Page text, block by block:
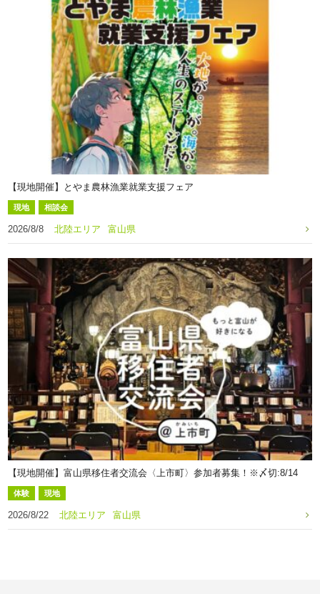
【現地開催】とやま農林漁業就業支援フェア
現地 相談会
2026/8/8 北陸エリア 富山県
【現地開催】富山県移住者交流会〈上市町〉参加者募集！※〆切:8/14
体験 現地
2026/8/22 北陸エリア 富山県